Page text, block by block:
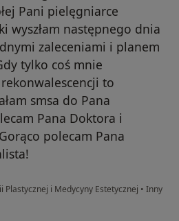
Pani pielęgniarce
wyszłam następnego dnia
zaleceniami i planem
tylko coś mnie
to
smsa do Pana
Pana Doktora i
polecam Pana
Plastycznej i Medycyny Estetycznej • Inny